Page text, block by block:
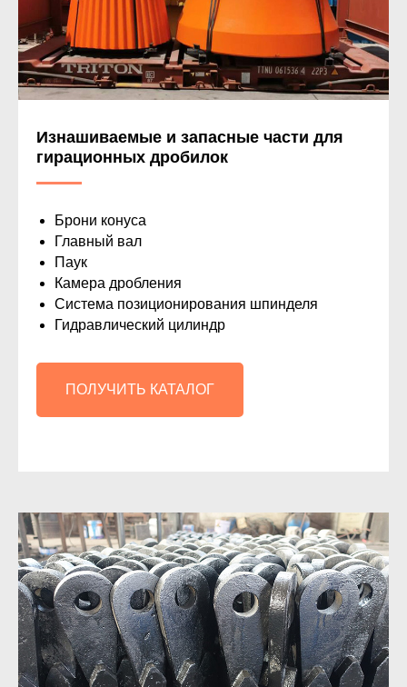
Изнашиваемые и запасные части для
гирационных дробилок
Брони конуса
Главный вал
Паук
Камера дробления
Система позиционирования шпинделя
Гидравлический цилиндр
ПОЛУЧИТЬ КАТАЛОГ
за счёт возможности оперативной доставки
запасных частей со склада
Увеличение срока эксплуатации изделий
на 30-80%
Минимальное время простоя и
межремонтных интервалов
на протяжении всего срока использования изделий
Специалисты проектного отдела и
конструкторского отдела перезвонят и